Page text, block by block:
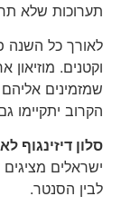
תערוכות שלא
לאורך כל השנה
וקטנים. מוזיאון
שמזמינים אליהם
הקרוב יתקיימו
סלון דיזינגוף
ישראלים מציגים
לבין הסנטר.